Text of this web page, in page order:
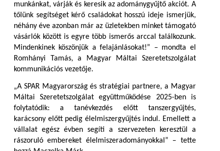
munkánkat, várják és keresik az adománygyűjtő akciót. A
tőlünk segítséget kérő családokat hosszú ideje ismerjük,
néhány éve azonban már az üzletekben minket támogató
vásárlók között is egyre több ismerős arccal találkozunk.
Mindenkinek köszönjük a felajánlásokat!” – mondta el
Romhányi Tamás, a Magyar Máltai Szeretetszolgálat
kommunikációs vezetője.
„A SPAR Magyarország és stratégiai partnere, a Magyar
Máltai Szeretetszolgálat együttműködése 2025-ben is
folytatódik: a tanévkezdés előtt tanszergyűjtés,
karácsony előtt pedig élelmiszergyűjtés indul. Emellett a
vállalat egész évben segíti a szervezeten keresztül a
rászoruló embereket élelmiszeradományokkal” – tette